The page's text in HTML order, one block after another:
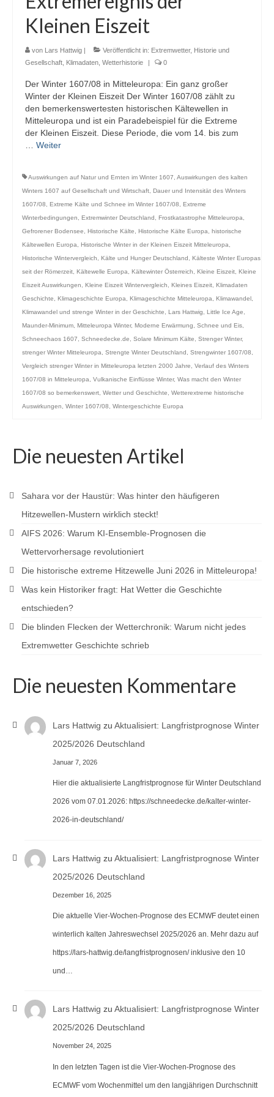
Webcams
Winterdienst
Glossar
Datenschutz
Impressum
Kleinen Eiszeit
von Lars Hattwig | Veröffentlicht in: Extremwetter, Historie und
Gesellschaft Klimadaten Wetterhistorie | 0
Der Winter 1607/08 in Mitteleuropa: Ein ganz großer
Winter der Kleinen Eiszeit Der Winter 1607/08 zählt zu
den bemerkenswertesten historischen Kältewellen in
Mitteleuropa und ist ein Paradebeispiel für die Extreme
der Kleinen Eiszeit. Diese Periode, die vom 14. bis zum
Weiter
Auswirkungen auf Natur und Ernten im Winter 1607 Auswirkungen des kalten
Winters 1607 auf Gesellschaft und Wirtschaft Dauer und Intensität des Winters
1607/08
Extreme Kälte und Schnee im Winter 1607/08
Extreme
Winterbedingungen
Extremwinter Deutschland Frostkatastrophe Mitteleuropa
Gefrorener Bodensee
Historische Kälte Historische Kälte Europa
historische
Kältewellen Europa
Historische Winter in der Kleinen Eiszeit Mitteleuropa
Historische Wintervergleich
Kälte und Hunger Deutschland
Kälteste Winter Europas
seit der Römerzeit Kältewelle Europa Kältewinter Österreich Kleine Eiszeit Kleine
Eiszeit Auswirkungen
Kleine Eiszeit Wintervergleich Kleines Eiszeit Klimadaten
Geschichte
Klimageschichte Europa Klimageschichte Mitteleuropa Klimawandel
Klimawandel und strenge Winter in der Geschichte
Lars Hattwig Little Ice Age
Maunder-Minimum Mitteleuropa Winter, Moderne Erwärmung Schnee und Eis
Schneechaos 1607
Schneedecke.de Solare Minimum Kälte Strenger Winter,
strenger Winter Mitteleuropa
Strengte Winter Deutschland Strengwinter 1607/08
Vergleich strenger Winter in Mitteleuropa letzten 2000 Jahre
Verlauf des Winters
1607/08 in Mitteleuropa
Vulkanische Einflüsse Winter, Was macht den Winter
1607/08 so bemerkenswert Wetter und Geschichte
Wetterextreme historische
Auswirkungen
Winter 1607/08 Wintergeschichte Europa
Die neuesten Artikel
Sahara vor der Haustür: Was hinter den häufigeren
Hitzewellen-Mustern wirklich steckt!
AIFS 2026: Warum KI-Ensemble-Prognosen die
Wettervorhersage revolutioniert
Die historische extreme Hitzewelle Juni 2026 in Mitteleuropa!
Was kein Historiker fragt: Hat Wetter die Geschichte
entschieden?
Die blinden Flecken der Wetterchronik: Warum nicht jedes
Extremwetter Geschichte schrieb
Die neuesten Kommentare
Lars Hattwig zu Aktualisiert: Langfristprognose Winter
2025/2026 Deutschland
Januar 7, 2026
Hier die aktualisierte Langfristprognose für Winter Deutschland
2026 vom 07.01.2026: https://schneedecke.de/kalter-winter-
2026-in-deutschland/
Lars Hattwig zu Aktualisiert: Langfristprognose Winter
2025/2026 Deutschland
Dezember 16, 2025
Die aktuelle Vier-Wochen-Prognose des ECMWF deutet einen
winterlich kalten Jahreswechsel 2025/2026 an. Mehr dazu auf
https://lars-hattwig.de/langfristprognosen/ inklusive den 10
und…
Lars Hattwig zu Aktualisiert: Langfristprognose Winter
2025/2026 Deutschland
November 24, 2025
In den letzten Tagen ist die Vier-Wochen-Prognose des
ECMWF vom Wochenmittel um den langjährigen Durchschnitt